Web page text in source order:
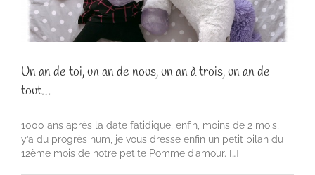
Un an de toi, un an de nous, un an à trois, un an de
tout…
1000 ans après la date fatidique, enfin, moins de 2 mois,
y’a du progrès hum, je vous dresse enfin un petit bilan du
12ème mois de notre petite Pomme d’amour. […]